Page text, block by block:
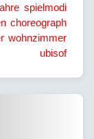
spielmodi
choreograph
wohnzimmer
ubisof